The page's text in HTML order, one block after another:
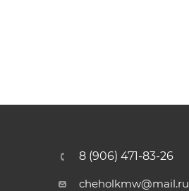
8 (906) 471-83-26
cheholkmw@mail.ru